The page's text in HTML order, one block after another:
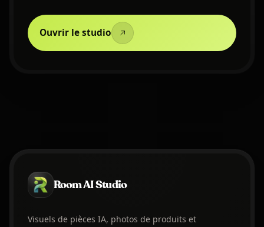
Ouvrir le studio
Room AI Studio
Visuels de pièces IA, photos de produits et